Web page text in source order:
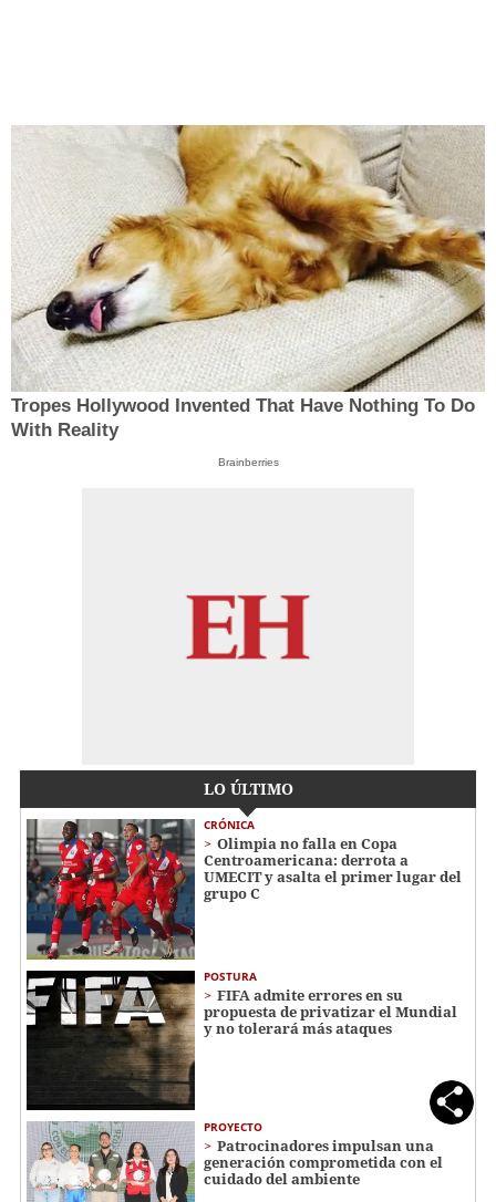
Tropes Hollywood Invented That Have Nothing To Do
With Reality
Brainberries
LO ÚLTIMO
CRÓNICA
Olimpia no falla en Copa
Centroamericana: derrota a
UMECIT y asalta el primer lugar del
grupo C
POSTURA
FIFA admite errores en su
propuesta de privatizar el Mundial
y no tolerará más ataques
PROYECTO
Patrocinadores impulsan una
generación comprometida con el
cuidado del ambiente